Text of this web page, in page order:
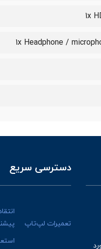
1x
1x Headphone /
دسترسی سریع
تعمیرات لپ‌تاپ